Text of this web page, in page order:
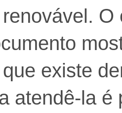
O
existe
atendê-la é